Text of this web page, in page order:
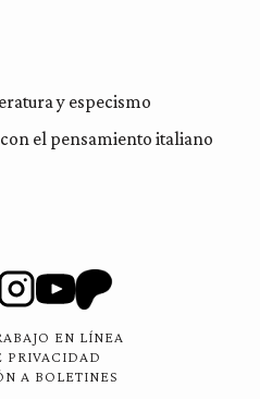
y especismo
el pensamiento italiano
EN LÍNEA
PRIVACIDAD
A BOLETINES